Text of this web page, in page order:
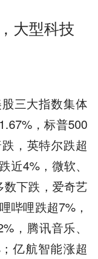
大型科技
三大指数集体
，标普500
，英特尔跌超
近4%，微软、
下跌，爱奇艺
哔哩跌超7%，
，腾讯音乐、
亿航智能涨超